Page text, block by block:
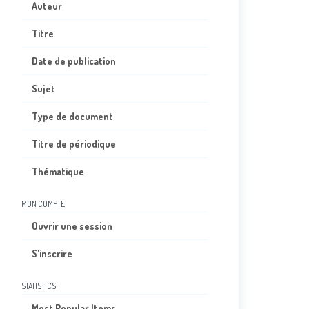
Auteur
Titre
Date de publication
Sujet
Type de document
Titre de périodique
Thématique
MON COMPTE
Ouvrir une session
S'inscrire
STATISTICS